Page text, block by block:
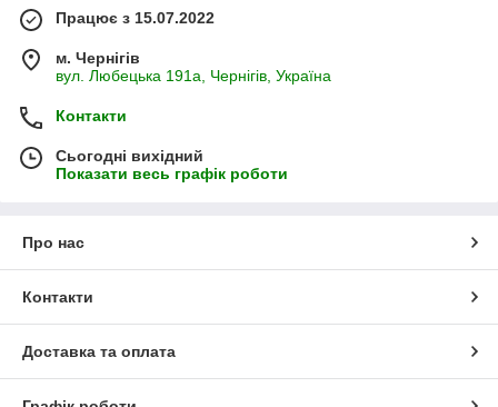
Працює з 15.07.2022
м. Чернігів
вул. Любецька 191а, Чернігів, Україна
Контакти
Сьогодні вихідний
Показати весь графік роботи
Про нас
Контакти
Доставка та оплата